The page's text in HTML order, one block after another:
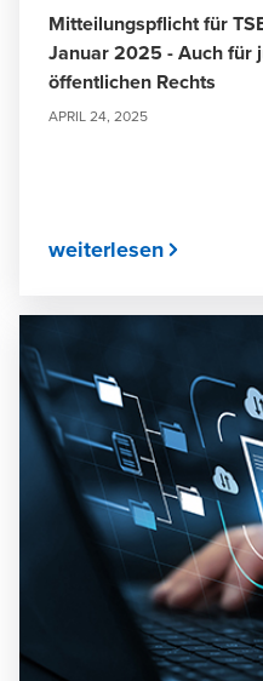
Mitteilungspflicht für
Januar 2025 - Auch für
öffentlichen Rechts
APRIL 24, 2025
weiterlesen